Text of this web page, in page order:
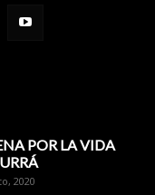
POR LA VIDA
2020